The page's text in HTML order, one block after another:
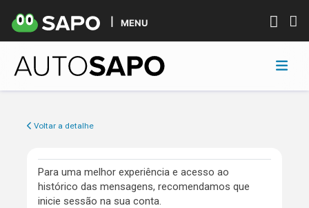
MENU
Voltar a detalhe
Para uma melhor experiência e acesso ao
histórico das mensagens, recomendamos que
inicie sessão na sua conta.